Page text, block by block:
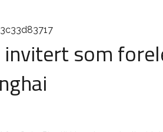
invitert som